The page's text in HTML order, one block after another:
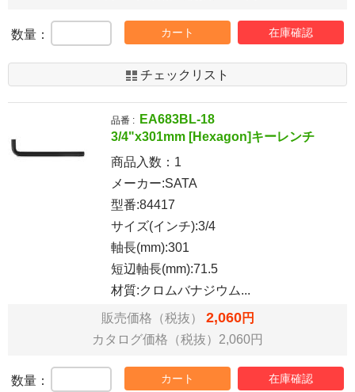
数量： カート 在庫確認
チェックリスト
品番 :
EA683BL-18
3/4"x301mm [Hexagon]キーレンチ
商品入数： 1
メーカー:SATA
型番:84417
サイズ(インチ):3/4
軸長(mm):301
短辺軸長(mm):71.5
材質:クロムバナジウム...
販売価格（税抜） 2,060円
カタログ価格（税抜）2,060円
数量： カート 在庫確認